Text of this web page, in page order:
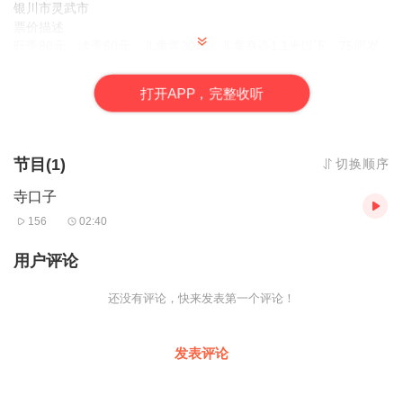
银川市灵武市
旺季80元，淡季60元，儿童票30元。儿童身高1.1米以下、75周岁
米之间的儿童、65至74周岁的老人（凭有效证件）可以优惠购买半
乘车信息
音频来源于链景旅行
打开APP，完整收听
节目(1) 切换顺序
寺口子
156 02:40
用户评论
还没有评论，快来发表第一个评论！
发表评论